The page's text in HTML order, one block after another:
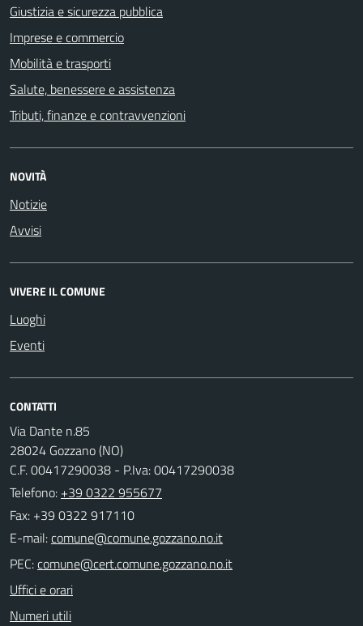
Giustizia e sicurezza pubblica
Imprese e commercio
Mobilità e trasporti
Salute, benessere e assistenza
Tributi, finanze e contravvenzioni
NOVITÀ
Notizie
Avvisi
VIVERE IL COMUNE
Luoghi
Eventi
CONTATTI
Via Dante n.85
28024 Gozzano (NO)
C.F. 00417290038 - P.Iva: 00417290038
Telefono: +39 0322 955677
Fax: +39 0322 917110
E-mail:
PEC:
Uffici e orari
Numeri utili